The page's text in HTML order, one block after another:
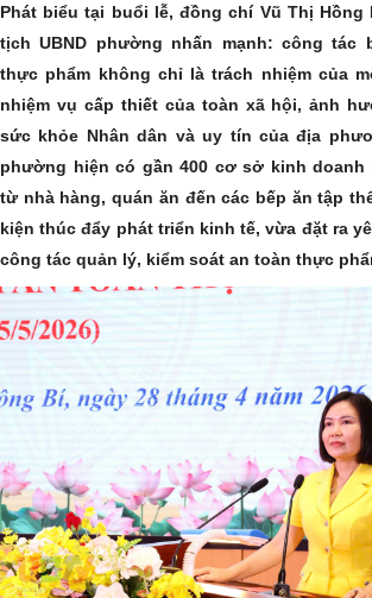
Phát biểu tại buổi lễ, đồng chí Vũ Thị Hồng
tịch UBND phường nhấn mạnh: công tác
thực phẩm không chỉ là trách nhiệm của
nhiệm vụ cấp thiết của toàn xã hội, ảnh
sức khỏe Nhân dân và uy tín của địa
phường hiện có gần 400 cơ sở kinh doanh
từ nhà hàng, quán ăn đến các bếp ăn tập
kiện thúc đẩy phát triển kinh tế, vừa đặt ra
công tác quản lý, kiểm soát an toàn thực